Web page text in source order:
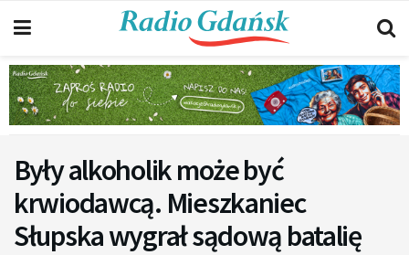
Były alkoholik może być
krwiodawcą. Mieszkaniec
Słupska wygrał sądową batalię